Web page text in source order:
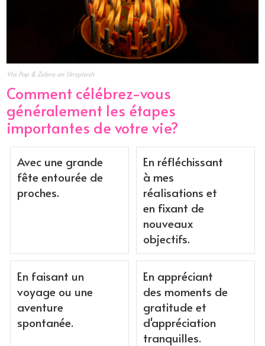
Via Pop & Zebra on Unsplash
Comment célébrez-vous
généralement les étapes
importantes de votre vie?
Avec une grande
fête entourée de
proches.
En réfléchissant
à mes
réalisations et
en fixant de
nouveaux
objectifs.
En faisant un
voyage ou une
aventure
spontanée.
En appréciant
des moments de
gratitude et
d'appréciation
tranquilles.